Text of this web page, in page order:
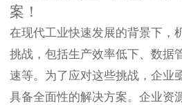
案！
在现代工业快速发展的背景下，
挑战，包括生产效率低下、数据
速等。为了应对这些挑战，企业
具备全面性的解决方案。企业资